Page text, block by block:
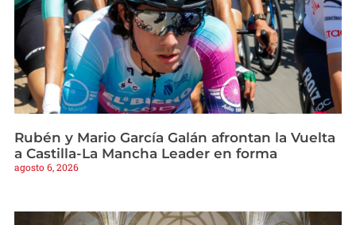
Rubén y Mario García Galán afrontan la Vuelta
a Castilla-La Mancha Leader en forma
agosto 6, 2026